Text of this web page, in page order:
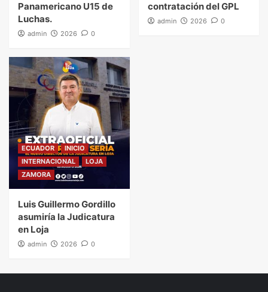
Panamericano U15 de
Luchas.
admin 2026 0
contratación del GPL
admin 2026 0
ECUADOR
INICIO
INTERNACIONAL
LOJA
ZAMORA
Luis Guillermo Gordillo
asumiría la Judicatura
en Loja
admin 2026 0